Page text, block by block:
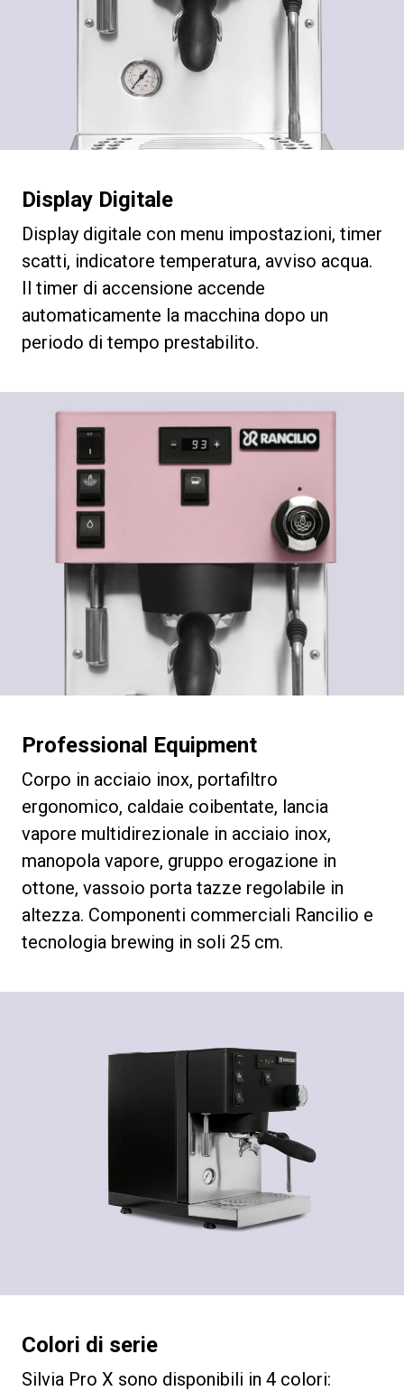
Display Digitale
Display digitale con menu impostazioni, timer
scatti, indicatore temperatura, avviso acqua.
Il timer di accensione accende
automaticamente la macchina dopo un
periodo di tempo prestabilito.
Professional Equipment
Corpo in acciaio inox, portafiltro
ergonomico, caldaie coibentate, lancia
vapore multidirezionale in acciaio inox,
manopola vapore, gruppo erogazione in
ottone, vassoio porta tazze regolabile in
altezza. Componenti commerciali Rancilio e
tecnologia brewing in soli 25 cm.
Colori di serie
Silvia Pro X sono disponibili in 4 colori: